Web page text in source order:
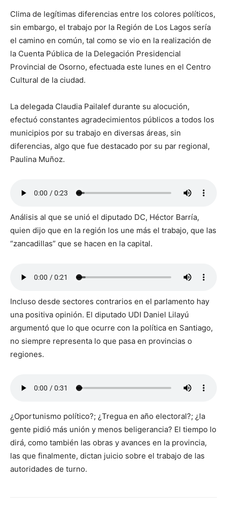
Clima de legítimas diferencias entre los colores políticos,
sin embargo, el trabajo por la Región de Los Lagos sería
el camino en común, tal como se vio en la realización de
la Cuenta Pública de la Delegación Presidencial
Provincial de Osorno, efectuada este lunes en el Centro
Cultural de la ciudad.
La delegada Claudia Pailalef durante su alocución,
efectuó constantes agradecimientos públicos a todos los
municipios por su trabajo en diversas áreas, sin
diferencias, algo que fue destacado por su par regional,
Paulina Muñoz.
Análisis al que se unió el diputado DC, Héctor Barría,
quien dijo que en la región los une más el trabajo, que las
“zancadillas” que se hacen en la capital.
Incluso desde sectores contrarios en el parlamento hay
una positiva opinión. El diputado UDI Daniel Lilayú
argumentó que lo que ocurre con la política en Santiago,
no siempre representa lo que pasa en provincias o
regiones.
¿Oportunismo político?; ¿Tregua en año electoral?; ¿la
gente pidió más unión y menos beligerancia? El tiempo lo
dirá, como también las obras y avances en la provincia,
las que finalmente, dictan juicio sobre el trabajo de las
autoridades de turno.